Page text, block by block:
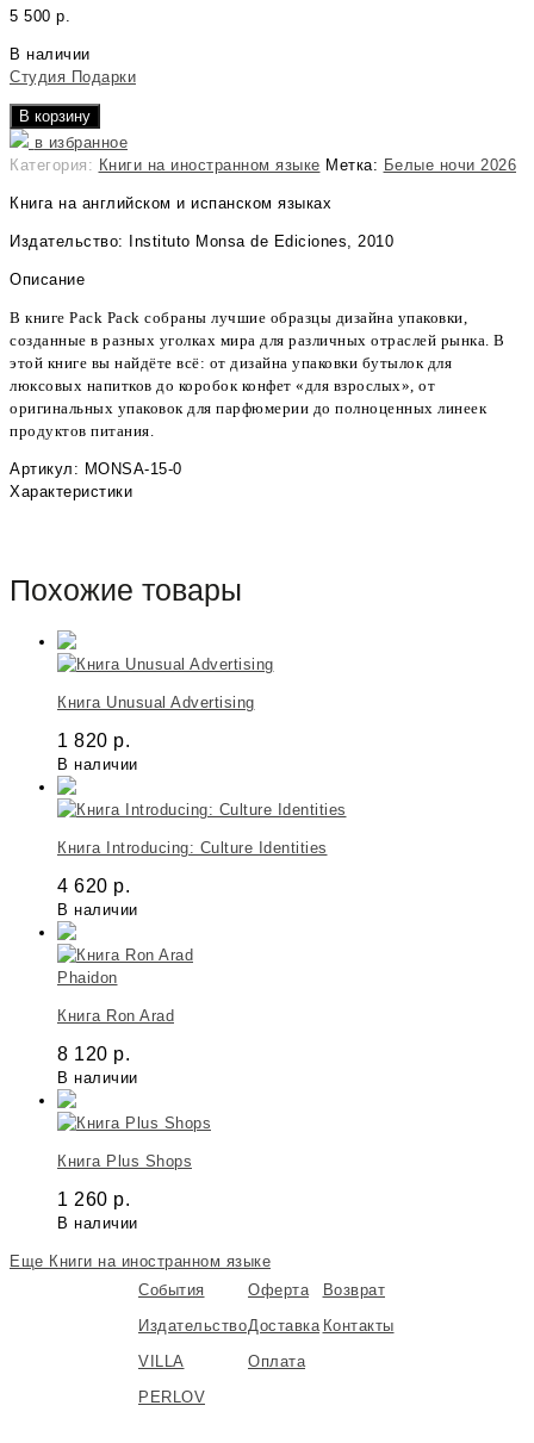
5 500 р.
В наличии
Студия Подарки
В корзину
в избранное
Категория: Книги на иностранном языке Метка: Белые ночи 2026
Книга на английском и испанском языках
Издательство: Instituto Monsa de Ediciones, 2010
Описание
В книге Pack Pack собраны лучшие образцы дизайна упаковки,
созданные в разных уголках мира для различных отраслей рынка. В
этой книге вы найдёте всё: от дизайна упаковки бутылок для
люксовых напитков до коробок конфет «для взрослых», от
оригинальных упаковок для парфюмерии до полноценных линеек
продуктов питания.
Артикул: MONSA-15-0
Характеристики
Похожие товары
Книга Unusual Advertising
1 820 р.
В наличии
Книга Introducing: Culture Identities
4 620 р.
В наличии
Phaidon
Книга Ron Arad
8 120 р.
В наличии
Книга Plus Shops
1 260 р.
В наличии
Еще Книги на иностранном языке
События
Издательство
VILLA
PERLOV
Оферта
Доставка
Оплата
Возврат
Контакты